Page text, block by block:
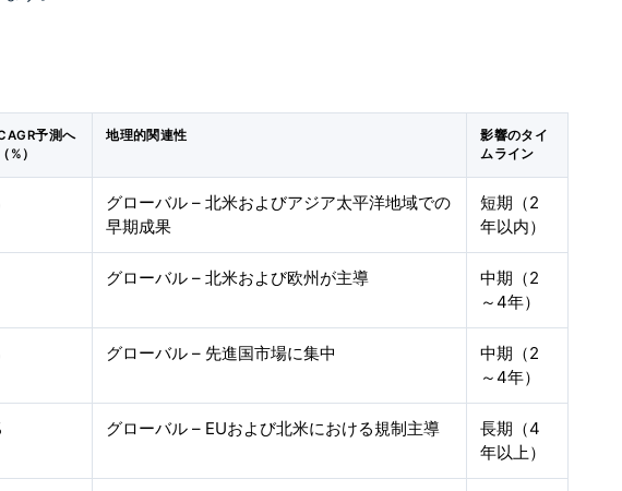
予測へ
%）
地理的関連性
影響のタイ
ムライン
グローバル – 北米およびアジア太平洋地域での
早期成果
短期（2
年以内）
グローバル – 北米および欧州が主導
中期（2
～4年）
グローバル – 先進国市場に集中
中期（2
～4年）
グローバル – EUおよび北米における規制主導
長期（4
年以上）